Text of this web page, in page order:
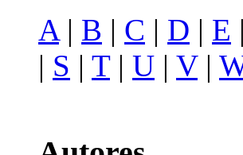
A | B | C | D | E |
| S | T| U | V|